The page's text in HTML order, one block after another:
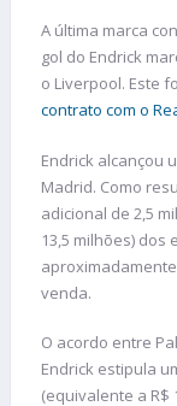
A última marca
gol do Endrick
o Liverpool. Este
contrato com o
Endrick alcançou
Madrid. Como
adicional de 2,5
13,5 milhões) dos
venda.
O acordo entre
Endrick estipula
(equivalente a R$